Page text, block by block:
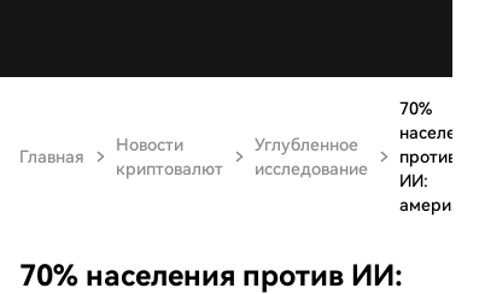
Главная
Новости
криптовалют
Углубленное
исследование
70%
населения
против
ИИ:
амери...
70% населения против ИИ: